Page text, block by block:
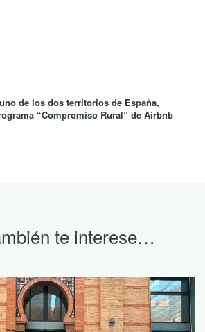
de los dos territorios de España,
“Compromiso Rural” de Airbnb
te interese…